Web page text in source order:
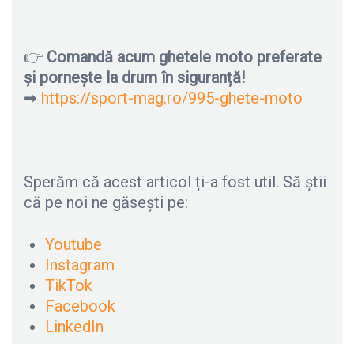
👉 Comandă acum ghetele moto preferate
și pornește la drum în siguranță!
➡ https://sport-mag.ro/995-ghete-moto
Sperăm că acest articol ți-a fost util. Să știi
că pe noi ne găsești pe:
Youtube
Instagram
TikTok
Facebook
LinkedIn